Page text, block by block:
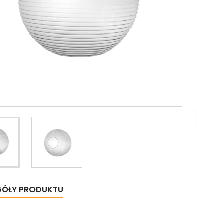
PRODUKTU